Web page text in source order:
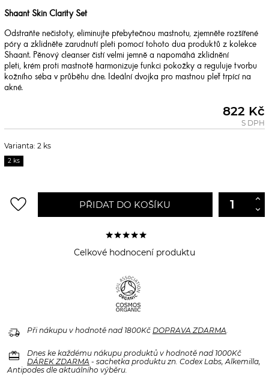
Shaant Skin Clarity Set
Odstraňte nečistoty, eliminujte přebytečnou mastnotu, zjemněte rozšířené
póry a zklidněte zarudnutí pleti pomocí tohoto dua produktů z kolekce
Shaant. Pěnový cleanser čistí velmi jemně a napomáhá zklidnění
pleti, krém proti mastnotě harmonizuje funkci pokožky a reguluje tvorbu
kožního séba v průběhu dne. Ideální dvojka pro mastnou pleť trpící na
akné.
822 Kč
S DPH
Varianta: 2 ks
2 ks
favorite_border PŘIDAT DO KOŠÍKU
Celkové hodnocení produktu
delivery_truck_speed Při nákupu v hodnotě nad 1800Kč DOPRAVA ZDARMA
redeem
Dnes ke každému nákupu produktů v hodnotě nad 1000Kč
DÁREK ZDARMA - sachetka produktu zn. Codex Labs, Alkemilla,
Antipodes dle aktuálního výběru.